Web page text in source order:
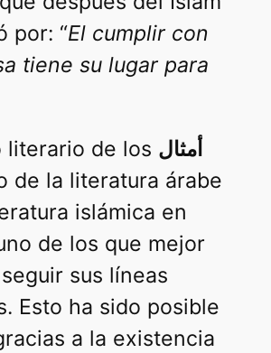
por: “El cumplir con
tiene su lugar para
literario de los أمثال
de la literatura árabe
islámica en
de los que mejor
sus líneas
Esto ha sido posible
a la existencia